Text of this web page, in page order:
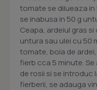
tomate se dilueaza in
se inabusa in 50 g
Ceapa, ardeiul gras
untura sau ulei cu 50
tomate, boia de
fierb cca 5 minute.
de rosii si se introduc
fierberii, se adauga